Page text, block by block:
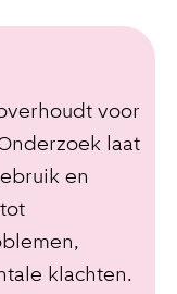
voor
laat
en
klachten.